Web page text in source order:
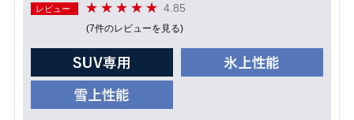
レビュー 4.85
(7件のレビューを見る)